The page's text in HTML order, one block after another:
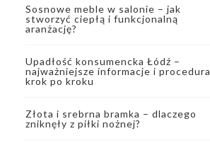
Sosnowe meble w salonie – jak
stworzyć ciepłą i funkcjonalną
aranżację?
Upadłość konsumencka Łódź –
najważniejsze informacje i procedura
krok po kroku
Złota i srebrna bramka – dlaczego
zniknęły z piłki nożnej?